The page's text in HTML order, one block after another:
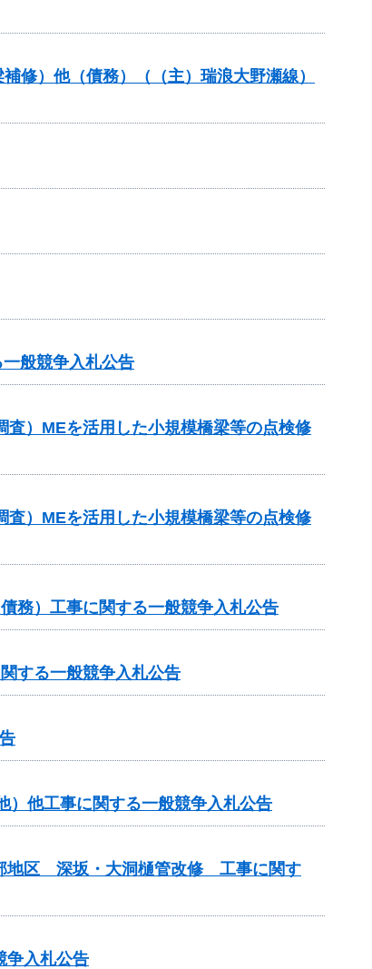
修）他（債務）（（主）瑞浪大野瀬線）
般競争入札公告
）MEを活用した小規模橋梁等の点検修
）MEを活用した小規模橋梁等の点検修
務）工事に関する一般競争入札公告
する一般競争入札公告
他工事に関する一般競争入札公告
地区 深坂・大洞樋管改修 工事に関す
入札公告